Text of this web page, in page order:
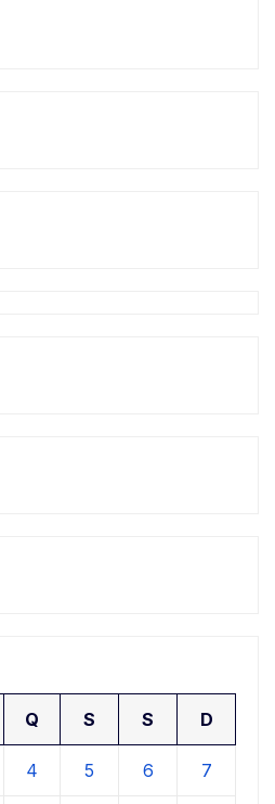
Q S S D
4 5 6 7